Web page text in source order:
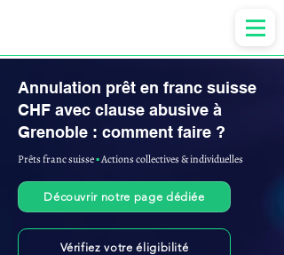
Annulation prêt en franc suisse
CHF avec clause abusive à
Grenoble : comment faire ?
Prêts franc suisse▪︎Actions collectives & individuelles
Découvrir notre page dédiée
Vérifiez votre éligibilité